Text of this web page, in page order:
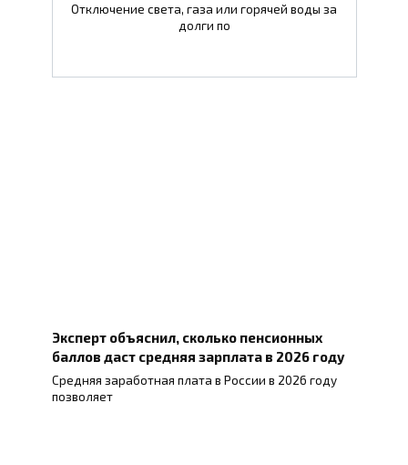
Отключение света, газа или горячей воды за
долги по
Эксперт объяснил, сколько пенсионных
баллов даст средняя зарплата в 2026 году
Средняя заработная плата в России в 2026 году
позволяет